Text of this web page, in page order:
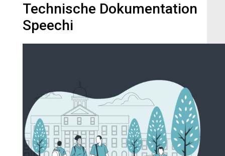
Technische Dokumentation
Speechi